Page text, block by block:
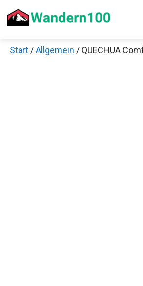
Inhalt
Start /Allgemein / QUECHUA